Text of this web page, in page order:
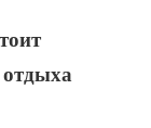
отдыха